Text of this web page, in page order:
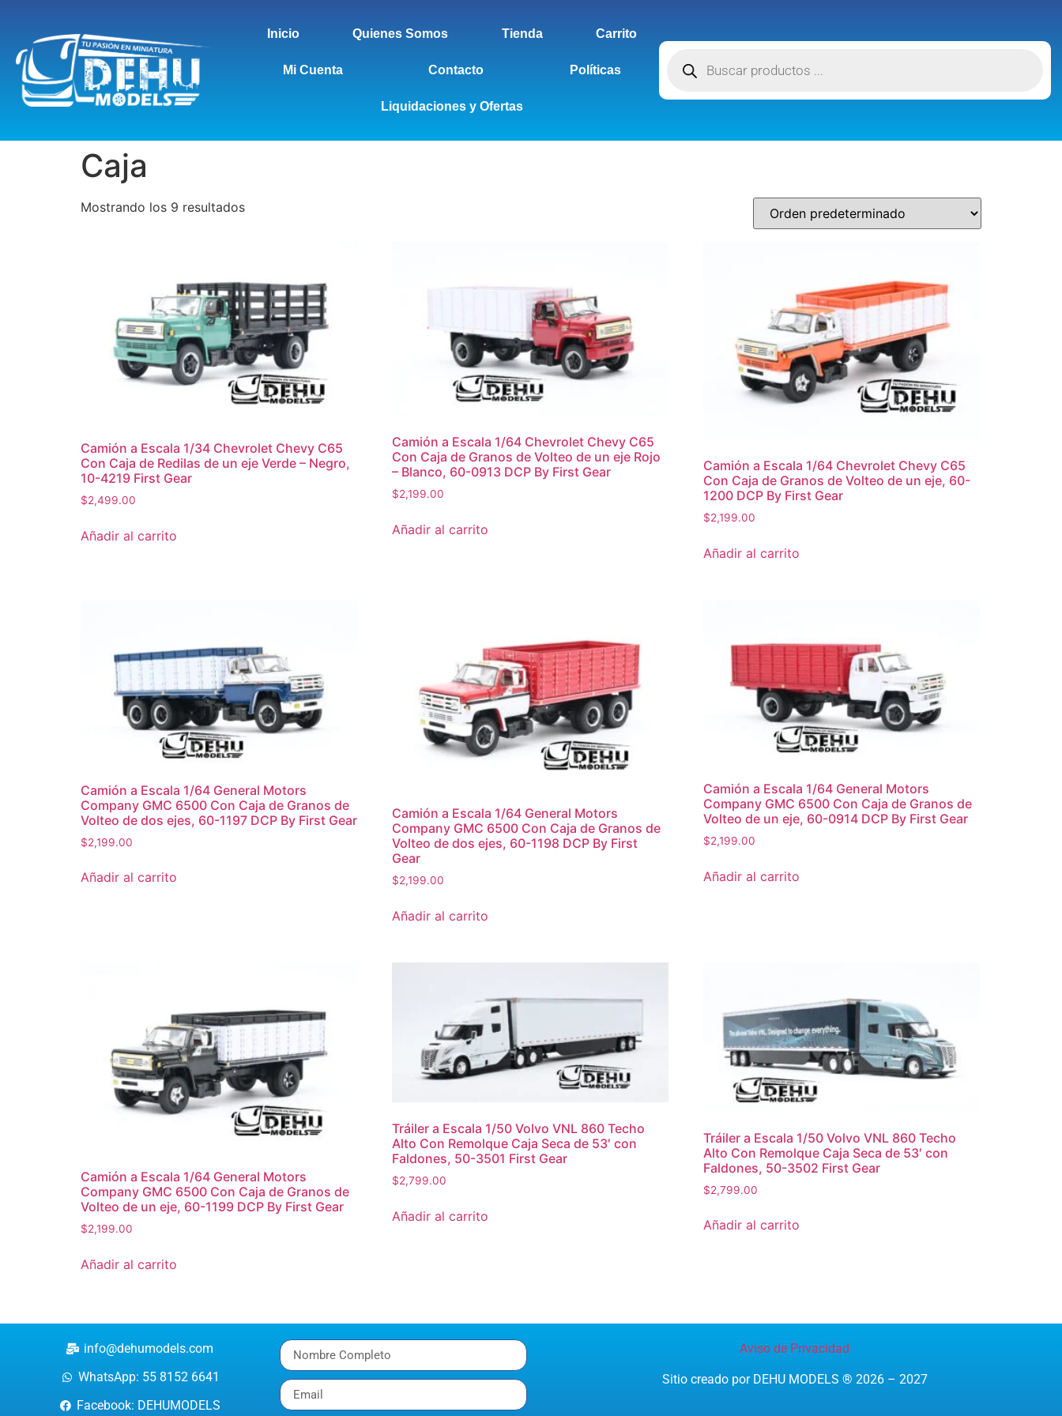
Inicio Quienes Somos Tienda Carrito
Mi Cuenta Contacto Políticas
Liquidaciones y Ofertas
Caja
Mostrando los 9 resultados
Camión a Escala 1/34 Chevrolet Chevy C65
Con Caja de Redilas de un eje Verde – Negro,
10-4219 First Gear
$2,499.00
Añadir al carrito
Camión a Escala 1/64 Chevrolet Chevy C65
Con Caja de Granos de Volteo de un eje Rojo
– Blanco, 60-0913 DCP By First Gear
$2,199.00
Añadir al carrito
Camión a Escala 1/64 Chevrolet Chevy C65
Con Caja de Granos de Volteo de un eje, 60-
1200 DCP By First Gear
$2,199.00
Añadir al carrito
Camión a Escala 1/64 General Motors
Company GMC 6500 Con Caja de Granos de
Volteo de dos ejes, 60-1197 DCP By First Gear
$2,199.00
Añadir al carrito
Camión a Escala 1/64 General Motors
Company GMC 6500 Con Caja de Granos de
Volteo de dos ejes, 60-1198 DCP By First
Gear
$2,199.00
Añadir al carrito
Camión a Escala 1/64 General Motors
Company GMC 6500 Con Caja de Granos de
Volteo de un eje, 60-0914 DCP By First Gear
$2,199.00
Añadir al carrito
Camión a Escala 1/64 General Motors
Company GMC 6500 Con Caja de Granos de
Volteo de un eje, 60-1199 DCP By First Gear
$2,199.00
Añadir al carrito
Tráiler a Escala 1/50 Volvo VNL 860 Techo
Alto Con Remolque Caja Seca de 53′ con
Faldones, 50-3501 First Gear
$2,799.00
Añadir al carrito
Tráiler a Escala 1/50 Volvo VNL 860 Techo
Alto Con Remolque Caja Seca de 53′ con
Faldones, 50-3502 First Gear
$2,799.00
Añadir al carrito
info@dehumodels.com
WhatsApp: 55 8152 6641
Facebook: DEHUMODELS
Aviso de Privacidad
Sitio creado por DEHU MODELS ® 2026 – 2027